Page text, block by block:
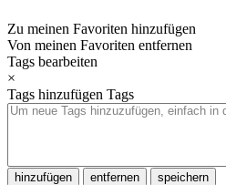
Zu meinen Favoriten hinzufügen
Von meinen Favoriten entfernen
Tags bearbeiten
×
Tags hinzufügen Tags
hinzufügen entfernen speichern